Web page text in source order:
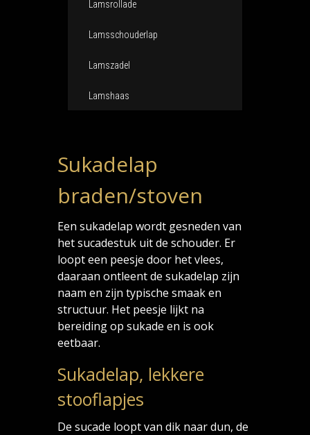
Lamsrollade
Lamsschouderlap
Lamszadel
Lamshaas
Sukadelap
braden/stoven
Een sukadelap wordt gesneden van
het sucadestuk uit de schouder. Er
loopt een peesje door het vlees,
daaraan ontleent de sukadelap zijn
naam en zijn typische smaak en
structuur. Het peesje lijkt na
bereiding op sukade en is ook
eetbaar.
Sukadelap, lekkere
stooflapjes
De sucade loopt van dik naar dun, de